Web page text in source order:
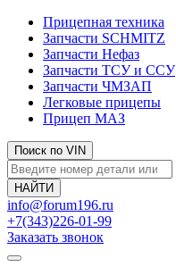
Прицепная техника
Запчасти SCHMITZ
Запчасти Нефаз
Запчасти ТСУ и ССУ
Запчасти ЧМЗАП
Легковые прицепы
Прицеп МАЗ
Поиск по VIN
info@forum196.ru
+7(343)226-01-99
Заказать звонок